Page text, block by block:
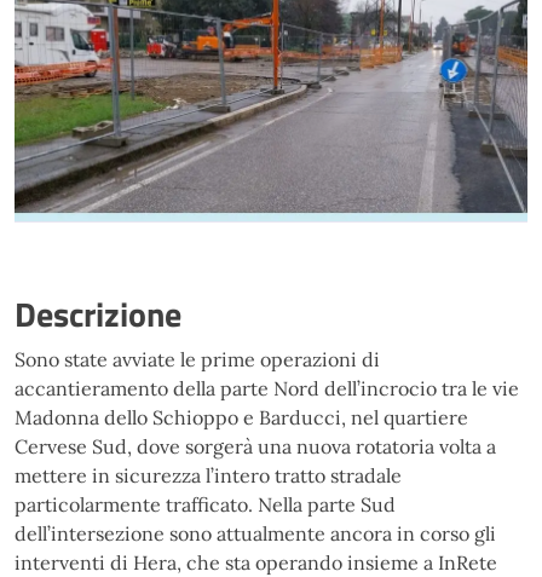
Descrizione
Sono state avviate le prime operazioni di
accantieramento della parte Nord dell’incrocio tra le vie
Madonna dello Schioppo e Barducci, nel quartiere
Cervese Sud, dove sorgerà una nuova rotatoria volta a
mettere in sicurezza l’intero tratto stradale
particolarmente trafficato. Nella parte Sud
dell’intersezione sono attualmente ancora in corso gli
interventi di Hera, che sta operando insieme a InRete